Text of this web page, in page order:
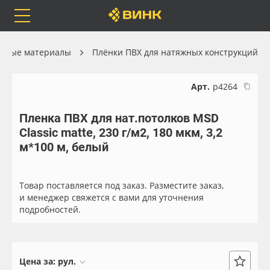
Каталог
Orafol
Бренды
Доставка
Весь каталог
Рулонные материалы
Самоклеящиеся плёнки
Листовые материалы
материалы Плёнки ПВХ для натяжных конструкций
Арт. р4264
Пленка ПВХ для нат.потолков MSD
Classic matte, 230 г/м2, 180 мкм, 3,2
м*100 м, белый
Товар поставляется под заказ. Разместите заказ,
и менеджер свяжется с вами для уточнения
подробностей.
Цена за: рул.